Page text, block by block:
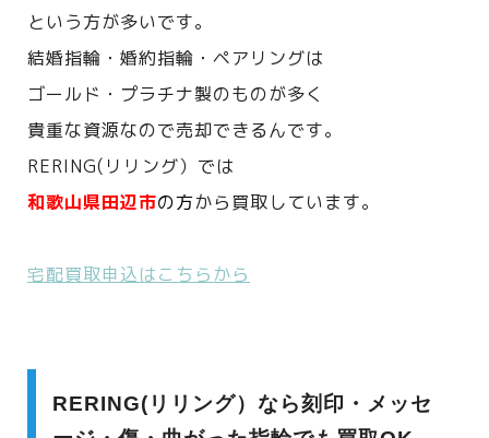
という方が多いです。
結婚指輪・婚約指輪・ペアリングは
ゴールド・プラチナ製のものが多く
貴重な資源なので売却できるんです。
RERING(リリング）では
和歌山県田辺市の方から買取しています。
宅配買取申込はこちらから
RERING(リリング）なら刻印・メッセ